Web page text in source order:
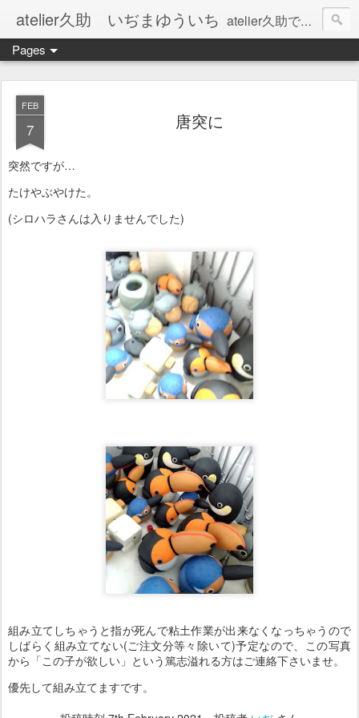
atelier久助 いぢまゆういち atelier久助では土と火から暖かなモノたちを生み出しています。 ご覧になられた方が和んで頂ければ幸いです。
Pages
FEB
7 唐突に
突然ですが…
たけやぶやけた。
(シロハラさんは入りませんでした)
組み立てしちゃうと指が死んで粘土作業が出来なくなっちゃうので
しばらく組み立てない(ご注文分等々除いて)予定なので、この写真
から「この子が欲しい」という篤志溢れる方はご連絡下さいませ。
優先して組み立てますです。